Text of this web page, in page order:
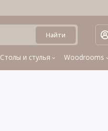
Найти
Столы и стулья Woodrooms